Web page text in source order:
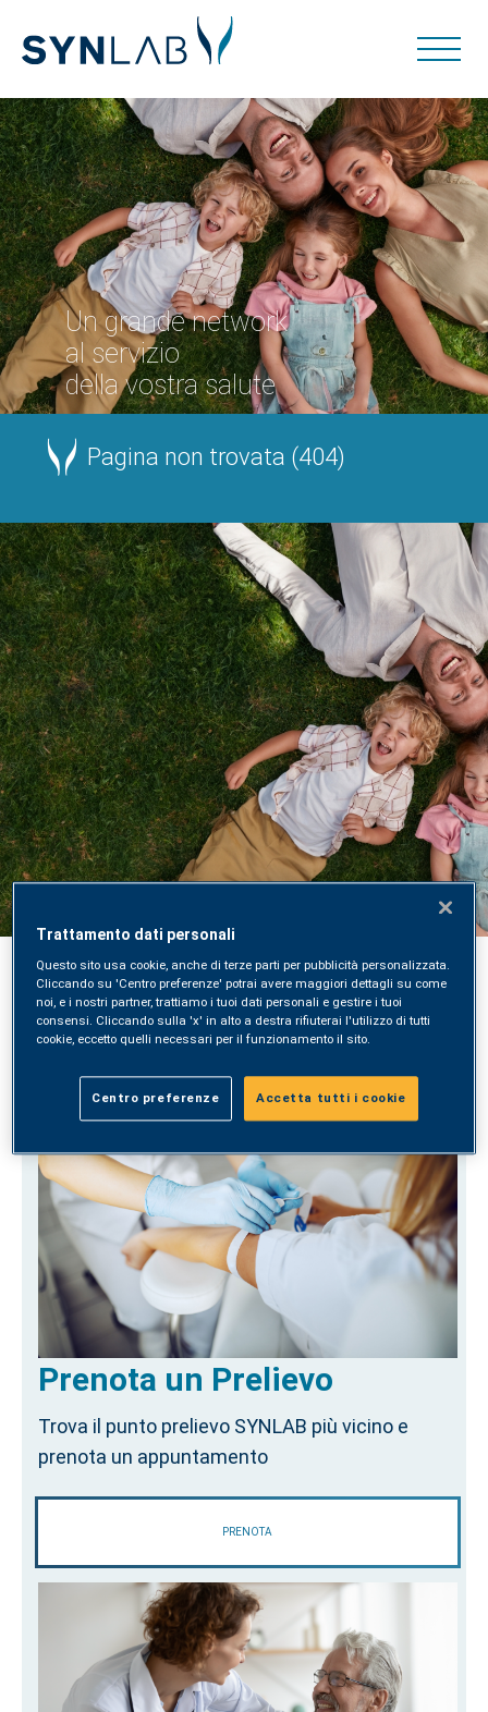
Un grande network
al servizio
della vostra salute
Pagina non trovata (404)
Acquista un Check-Up di
Laboratorio online
Acquista, prenota e ricevi i risultati direttamente
ACQUISTA
Prenota un Prelievo
Trova il punto prelievo SYNLAB più vicino e
prenota un appuntamento
PRENOTA
Trattamento dati personali
Questo sito usa cookie, anche di terze parti per pubblicità personalizzata.
Cliccando su 'Centro preferenze' potrai avere maggiori dettagli su come
noi, e i nostri partner, trattiamo i tuoi dati personali e gestire i tuoi
consensi. Cliccando sulla 'x' in alto a destra rifiuterai l'utilizzo di tutti
cookie, eccetto quelli necessari per il funzionamento il sito.
Centro preferenze Accetta tutti i cookie